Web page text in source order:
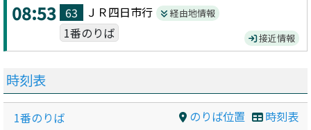
08:53 63 ＪＲ四日市行 経由地情報
1番のりば 接近情報
時刻表
のりば位置 時刻表
1番のりば